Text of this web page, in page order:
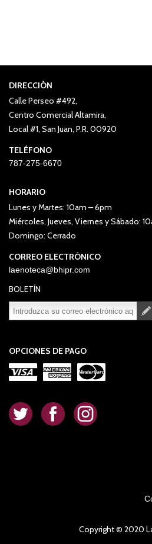
DIRECCIÓN
Calle Perseo #492,
Centro Comercial Altamira,
Local #1, San Juan, P.R. 00920
TELÉFONO
787-275-6670
HORARIO
Lunes y Martes: 10am – 6pm
Miércoles, Jueves, Viernes y Sábado:
Domingo: Cerrado
CORREO ELECTRÓNICO
laenoteca@bhipr.com
BOLETÍN
OPCIONES DE PAGO
. . .
Copyright © 2020